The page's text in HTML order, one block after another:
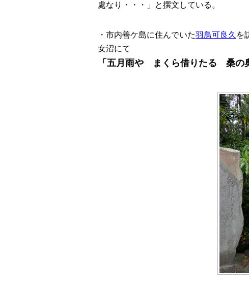
處なり・・・」と撰文している。
・市内善ケ島に住んでいた羽鳥可良久 を
女沼にて
「五月雨や まくら借りたる 桑の